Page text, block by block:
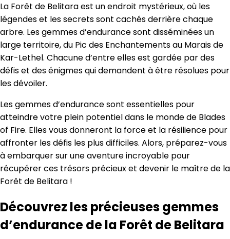
La Forêt de Belitara est un endroit mystérieux, où les
légendes et les secrets sont cachés derrière chaque
arbre. Les gemmes d’endurance sont disséminées un
large territoire, du Pic des Enchantements au Marais de
Kar-Lethel. Chacune d’entre elles est gardée par des
défis et des énigmes qui demandent à être résolues pour
les dévoiler.
Les gemmes d’endurance sont essentielles pour
atteindre votre plein potentiel dans le monde de Blades
of Fire. Elles vous donneront la force et la résilience pour
affronter les défis les plus difficiles. Alors, préparez-vous
à embarquer sur une aventure incroyable pour
récupérer ces trésors précieux et devenir le maître de la
Forêt de Belitara !
Découvrez les précieuses gemmes
d’endurance de la Forêt de Belitara